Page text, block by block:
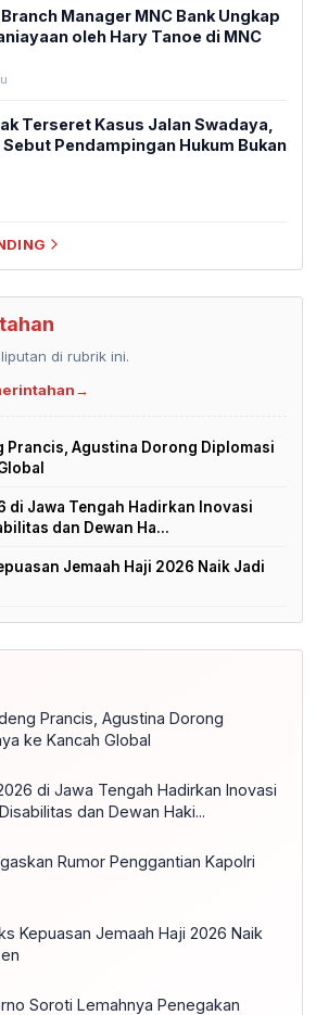
Manager MNC Bank Ungkap
oleh Hary Tanoe di MNC
Terseret Kasus Jalan Swadaya,
Pendampingan Hukum Bukan
di rubrik ini.
→
Prancis, Agustina Dorong Diplomasi
di Jawa Tengah Hadirkan Inovasi
dan Dewan Ha...
Jemaah Haji 2026 Naik Jadi
Prancis, Agustina Dorong
ke Kancah Global
di Jawa Tengah Hadirkan Inovasi
dan Dewan Haki...
Rumor Penggantian Kapolri
Kepuasan Jemaah Haji 2026 Naik
Soroti Lemahnya Penegakan